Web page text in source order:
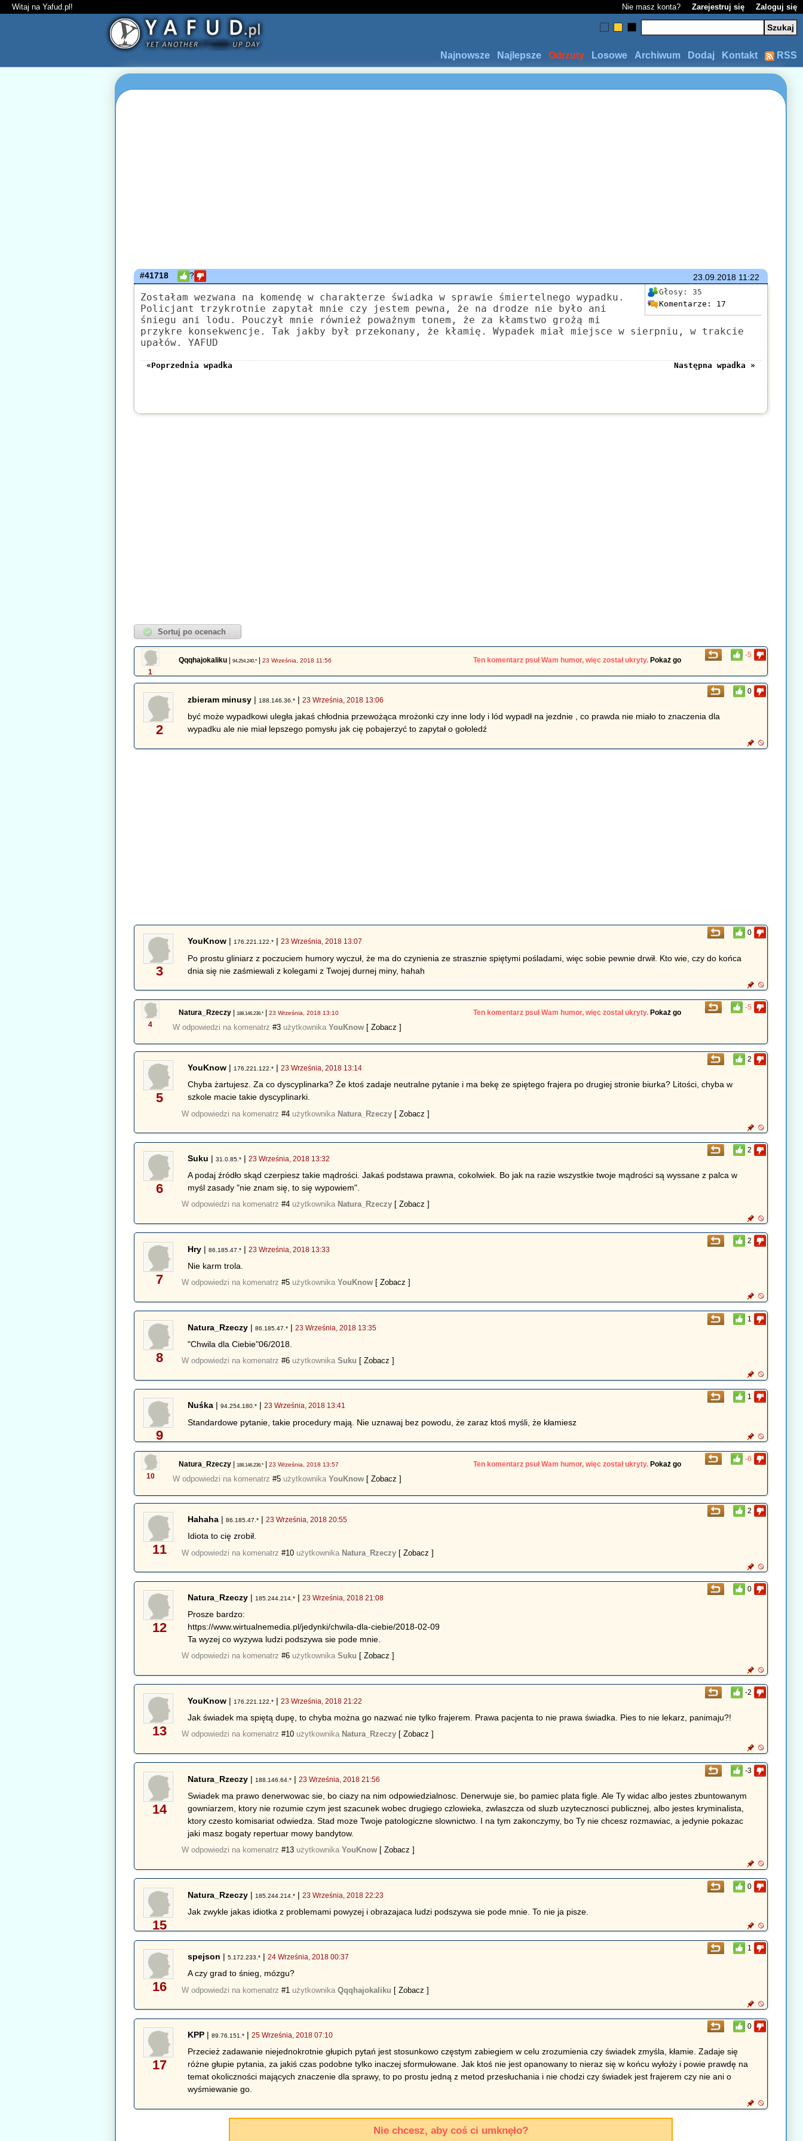
Witaj na Yafud.pl! Nie masz konta? Zarejestruj się Zaloguj się
RSS
Kontakt
Dodaj
Archiwum
Losowe
Odrzuty
Najlepsze
Najnowsze
23.09.201811:22
#41718 ?
Głosy: 35
Komentarze: 17
Zostałam wezwana na komendę w charakterze świadka w sprawie śmiertelnego wypadku.
Policjant trzykrotnie zapytał mnie czy jestem pewna, że na drodze nie było ani
śniegu ani lodu. Pouczył mnie również poważnym tonem, że za kłamstwo grożą mi
przykre konsekwencje. Tak jakby był przekonany, że kłamię. Wypadek miał miejsce w sierpniu, w trakcie
upałów. YAFUD
«Poprzednia wpadka Następna wpadka »
-5
1
Qqqhajokaliku| 94.254.240.*| 23 Września, 2018 11:56 Ten komentarz psuł Wam humor, więc został ukryty. Pokaż go
0
2
zbieram minusy | 188.146.36.* |23 Września, 2018 13:06
być może wypadkowi uległa jakaś chłodnia przewożąca mrożonki czy inne lody i lód wypadł na jezdnie , co prawda nie miało to znaczenia dla
wypadku ale nie miał lepszego pomysłu jak cię pobajerzyć to zapytał o gołoledź
0
3
YouKnow |176.221.122.* |23 Września, 2018 13:07
Po prostu gliniarz z poczuciem humory wyczuł, że ma do czynienia ze strasznie spiętymi pośladami, więc sobie pewnie drwił. Kto wie, czy do końca
dnia się nie zaśmiewali z kolegami z Twojej durnej miny, hahah
-5
4
Natura_Rzeczy| 188.146.236.*| 23 Września, 2018 13:10 Ten komentarz psuł Wam humor, więc został ukryty. Pokaż go
W odpowiedzi na komenatrz #3użytkownika YouKnow [ Zobacz ]
2
5
YouKnow | 176.221.122.* |23 Września, 2018 13:14
Chyba żartujesz. Za co dyscyplinarka? Że ktoś zadaje neutralne pytanie i ma bekę ze spiętego frajera po drugiej stronie biurka? Litości, chyba w
szkole macie takie dyscyplinarki.
W odpowiedzi na komenatrz#4 użytkownika Natura_Rzeczy [ Zobacz ]
2
6
Suku |31.0.85.* |23 Września, 2018 13:32
A podaj źródło skąd czerpiesz takie mądrości. Jakaś podstawa prawna, cokolwiek. Bo jak na razie wszystkie twoje mądrości są wyssane z palca w
myśl zasady "nie znam się, to się wypowiem".
W odpowiedzi na komenatrz#4 użytkownika Natura_Rzeczy [ Zobacz ]
2
7
Hry |86.185.47.* |23 Września, 2018 13:33
Nie karm trola.
W odpowiedzi na komenatrz#5 użytkownikaYouKnow [ Zobacz ]
1
8
Natura_Rzeczy |86.185.47.* |23 Września, 2018 13:35
"Chwila dla Ciebie"06/2018.
W odpowiedzi na komenatrz#6 użytkownikaSuku [ Zobacz ]
1
9
Nuśka |94.254.180.* |23 Września, 2018 13:41
Standardowe pytanie, takie procedury mają. Nie uznawaj bez powodu, że zaraz ktoś myśli, że kłamiesz
-6
10
Natura_Rzeczy| 188.146.236.*| 23 Września, 2018 13:57 Ten komentarz psuł Wam humor, więc został ukryty. Pokaż go
W odpowiedzi na komenatrz #5użytkownika YouKnow [ Zobacz ]
2
11
Hahaha |86.185.47.* |23 Września, 2018 20:55
Idiota to cię zrobił.
W odpowiedzi na komenatrz#10 użytkownika Natura_Rzeczy [ Zobacz ]
0
12
Natura_Rzeczy | 185.244.214.* |23 Września, 2018 21:08
Prosze bardzo:
https://www.wirtualnemedia.pl/jedynki/chwila-dla-ciebie/2018-02-09
Ta wyzej co wyzywa ludzi podszywa sie pode mnie.
W odpowiedzi na komenatrz#6 użytkownikaSuku [ Zobacz ]
-2
13
YouKnow | 176.221.122.* |23 Września, 2018 21:22
Jak świadek ma spiętą dupę, to chyba można go nazwać nie tylko frajerem. Prawa pacjenta to nie prawa świadka. Pies to nie lekarz, panimaju?!
W odpowiedzi na komenatrz#10 użytkownika Natura_Rzeczy [ Zobacz ]
-3
14
Natura_Rzeczy | 188.146.64.* |23 Września, 2018 21:56
Swiadek ma prawo denerwowac sie, bo ciazy na nim odpowiedzialnosc. Denerwuje sie, bo pamiec plata figle. Ale Ty widac albo jestes zbuntowanym
gowniarzem, ktory nie rozumie czym jest szacunek wobec drugiego czlowieka, zwlaszcza od sluzb uzytecznosci publicznej, albo jestes kryminalista,
ktory czesto komisariat odwiedza. Stad moze Twoje patologiczne slownictwo. I na tym zakonczymy, bo Ty nie chcesz rozmawiac, a jedynie pokazac
jaki masz bogaty repertuar mowy bandytow.
W odpowiedzi na komenatrz#13 użytkownikaYouKnow [ Zobacz ]
0
15
Natura_Rzeczy | 185.244.214.* |23 Września, 2018 22:23
Jak zwykle jakas idiotka z problemami powyzej i obrazajaca ludzi podszywa sie pode mnie. To nie ja pisze.
1
16
spejson |5.172.233.* |24 Września, 2018 00:37
A czy grad to śnieg, mózgu?
W odpowiedzi na komenatrz#1 użytkownikaQqqhajokaliku [ Zobacz ]
0
17
KPP |89.76.151.* |25 Września, 2018 07:10
Przecież zadawanie niejednokrotnie głupich pytań jest stosunkowo częstym zabiegiem w celu zrozumienia czy świadek zmyśla, kłamie. Zadaje się
różne głupie pytania, za jakiś czas podobne tylko inaczej sformułowane. Jak ktoś nie jest opanowany to nieraz się w końcu wyłoży i powie prawdę na
temat okoliczności mających znaczenie dla sprawy, to po prostu jedną z metod przesłuchania i nie chodzi czy świadek jest frajerem czy nie ani o
wyśmiewanie go.
Nie chcesz, aby coś ci umknęło?